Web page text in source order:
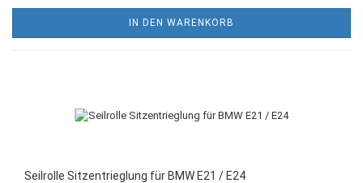
IN DEN WARENKORB
Seilrolle Sitzentrieglung für BMW E21 / E24